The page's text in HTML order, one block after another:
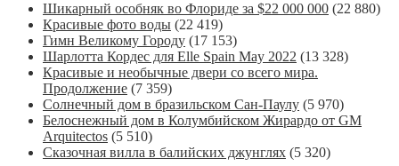
Шикарный особняк во Флориде за $22 000 000 (22 880)
Красивые фото воды (22 419)
Гимн Великому Городу (17 153)
Шарлотта Кордес для Elle Spain May 2022 (13 328)
Красивые и необычные двери со всего мира.
Продолжение (7 359)
Солнечный дом в бразильском Сан-Паулу (5 970)
Белоснежный дом в Колумбийском Жирардо от GM
Arquitectos (5 510)
Сказочная вилла в балийских джунглях (5 320)